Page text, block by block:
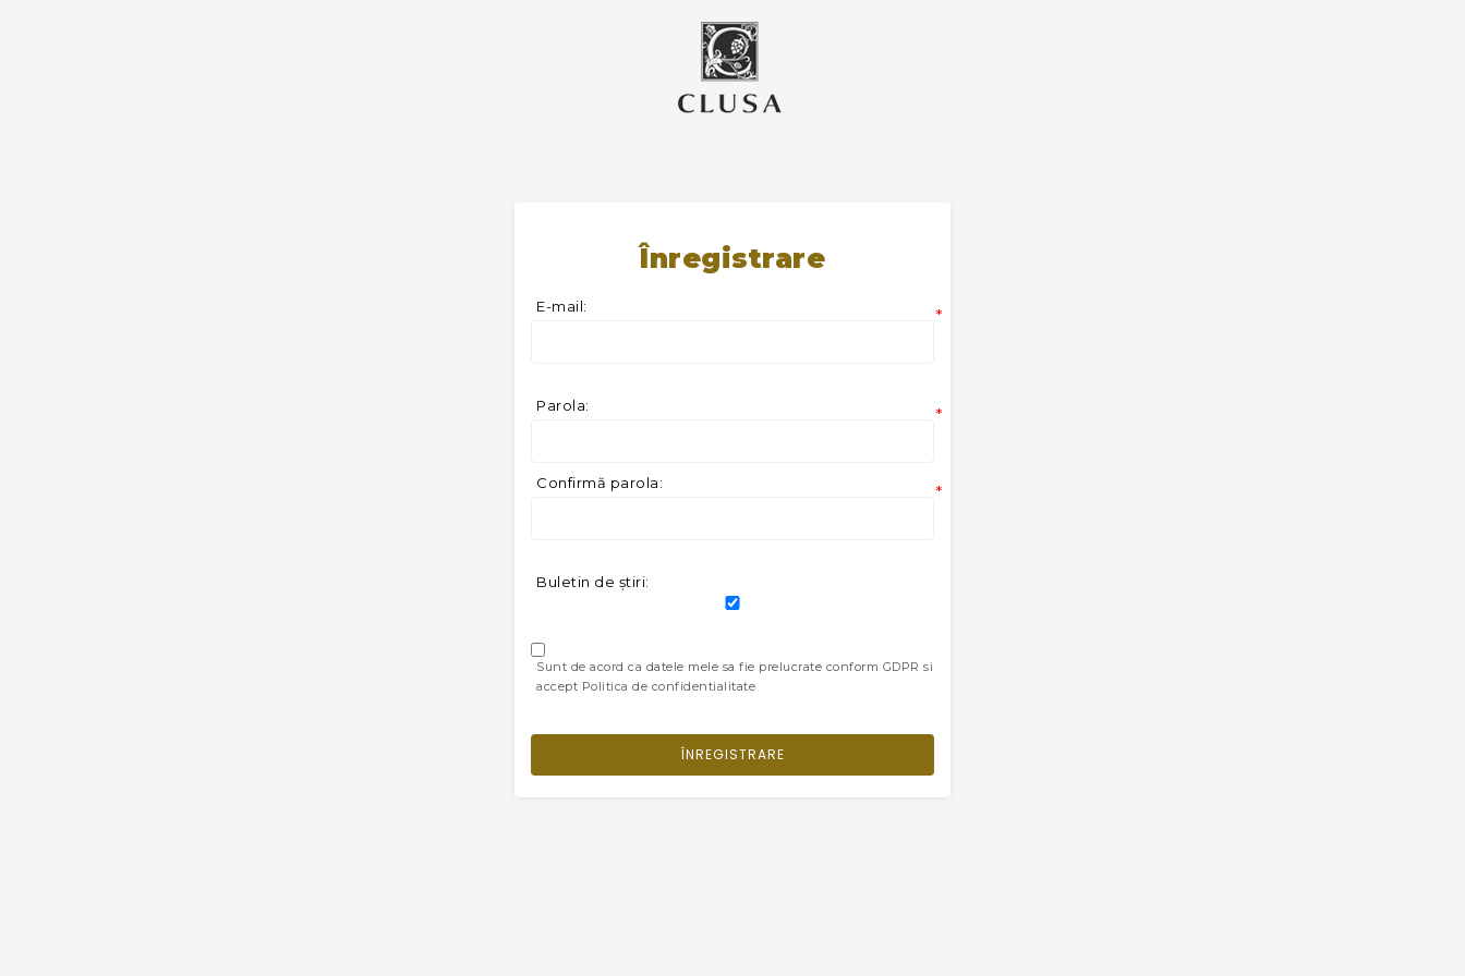
Înregistrare
E-mail: *
Parola: *
Confirmă parola: *
Buletin de ştiri:
Sunt de acord ca datele mele sa fie prelucrate conform GDPR si
accept Politica de confidentialitate
ÎNREGISTRARE